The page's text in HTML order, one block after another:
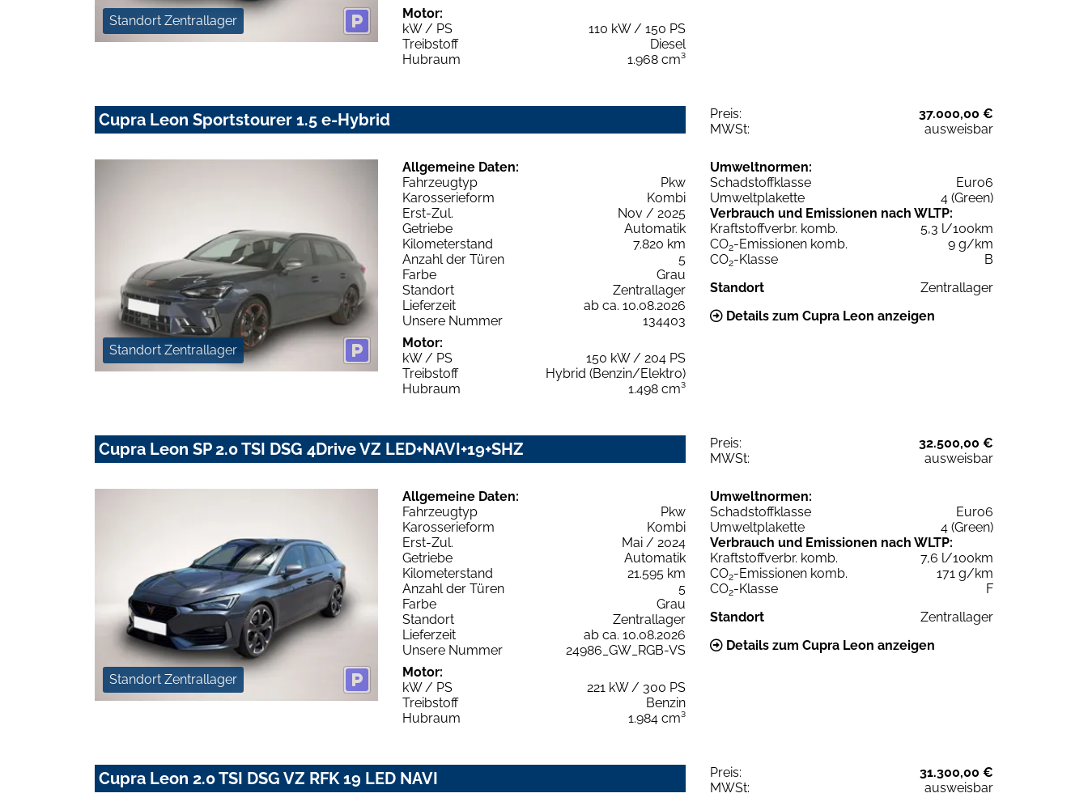
Standort Zentrallager
Motor:
kW / PS
110 kW / 150 PS
Treibstoff
Diesel
Hubraum
1.968 cm³
Cupra Leon Sportstourer 1.5 e-Hybrid Preis:
37.000,00 €
MWSt:
ausweisbar
Standort Zentrallager
Allgemeine Daten:
Fahrzeugtyp
Pkw
Karosserieform
Kombi
Erst-Zul.
Nov / 2025
Getriebe
Automatik
Kilometerstand
7.820 km
Anzahl der Türen
5
Farbe
Grau
Standort
Zentrallager
Lieferzeit
ab ca. 10.08.2026
Unsere Nummer
134403
Motor:
kW / PS
150 kW / 204 PS
Treibstoff
Hybrid (Benzin/Elektro)
Hubraum
1.498 cm³
Umweltnormen:
Schadstoffklasse
Euro6
Umweltplakette
4 (Green)
Verbrauch und Emissionen nach WLTP:
Kraftstoffverbr. komb.
5,3 l/100km
CO2-Emissionen komb.
9 g/km
CO2-Klasse
B
Standort
Zentrallager
Details zum Cupra Leon anzeigen
Cupra Leon SP 2.0 TSI DSG 4Drive VZ LED+NAVI+19+SHZ Preis:
32.500,00 €
MWSt:
ausweisbar
Standort Zentrallager
Allgemeine Daten:
Fahrzeugtyp
Pkw
Karosserieform
Kombi
Erst-Zul.
Mai / 2024
Getriebe
Automatik
Kilometerstand
21.595 km
Anzahl der Türen
5
Farbe
Grau
Standort
Zentrallager
Lieferzeit
ab ca. 10.08.2026
Unsere Nummer
24986_GW_RGB-VS
Motor:
kW / PS
221 kW / 300 PS
Treibstoff
Benzin
Hubraum
1.984 cm³
Umweltnormen:
Schadstoffklasse
Euro6
Umweltplakette
4 (Green)
Verbrauch und Emissionen nach WLTP:
Kraftstoffverbr. komb.
7,6 l/100km
CO2-Emissionen komb.
171 g/km
CO2-Klasse
F
Standort
Zentrallager
Details zum Cupra Leon anzeigen
Cupra Leon 2.0 TSI DSG VZ RFK 19 LED NAVI Preis:
31.300,00 €
MWSt:
ausweisbar